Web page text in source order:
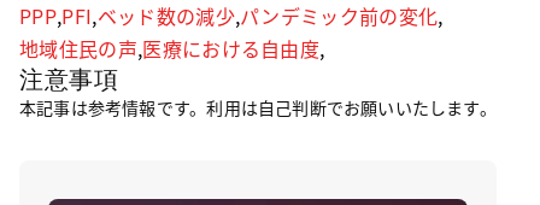
PPP,PFI,ベッド数の減少,パンデミック前の変化,
地域住民の声,医療における自由度,
注意事項
本記事は参考情報です。利用は自己判断でお願いいたします。